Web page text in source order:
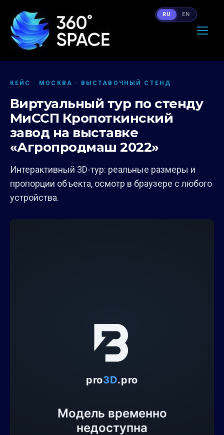
КЕЙС · МОСКВА · ВЫСТАВОЧНЫЙ СТЕНД
Виртуальный тур по стенду
МиССП Кропоткинский
завод на выставке
«Агропродмаш 2022»
Интерактивный 3D-тур: реальные размеры и
пропорции объекта, осмотр в браузере с любого
устройства.
RU EN